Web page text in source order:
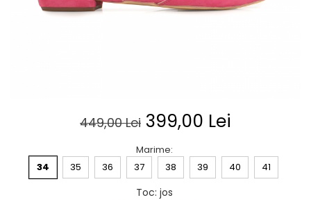
Posete
449,00 Lei 399,00 Lei
Marime:
34
35 36 37 38 39 40 41
Toc: jos